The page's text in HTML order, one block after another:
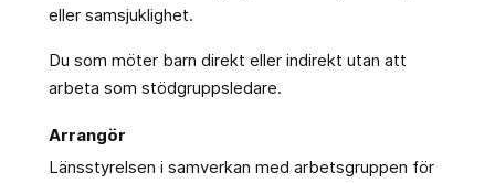
eller samsjuklighet.
Du som möter barn direkt eller indirekt utan att
arbeta som stödgruppsledare.
Arrangör
Länsstyrelsen i samverkan med arbetsgruppen för